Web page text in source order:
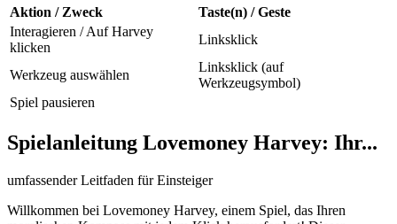
Aktion / Zweck
Taste(n) / Geste
Interagieren / Auf Harvey
klicken
Linksklick
Werkzeug auswählen
Linksklick (auf
Werkzeugsymbol)
Spiel pausieren
Spielanleitung Lovemoney Harvey: Ihr...
umfassender Leitfaden für Einsteiger
Willkommen bei Lovemoney Harvey, einem Spiel, das Ihren